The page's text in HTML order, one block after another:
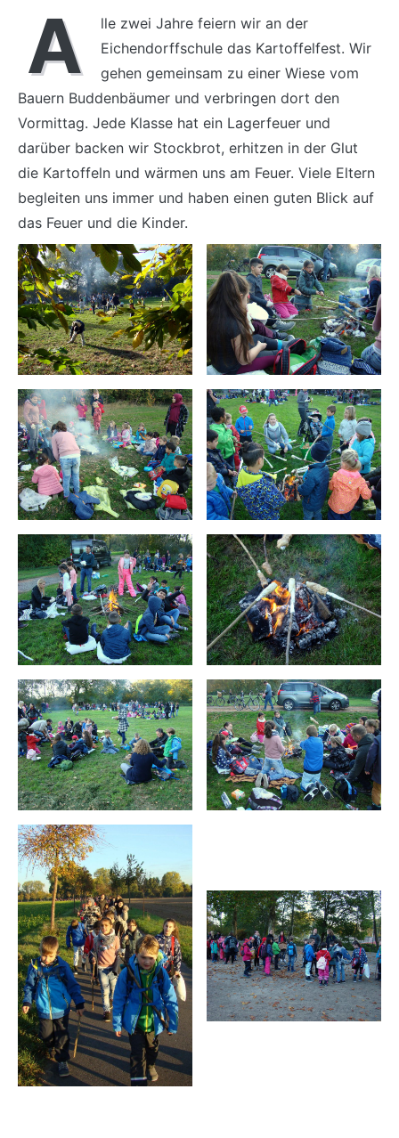
A
lle zwei Jahre feiern wir an der
Eichendorffschule das Kartoffelfest. Wir
gehen gemeinsam zu einer Wiese vom
Bauern Buddenbäumer und verbringen dort den
Vormittag. Jede Klasse hat ein Lagerfeuer und
darüber backen wir Stockbrot, erhitzen in der Glut
die Kartoffeln und wärmen uns am Feuer. Viele Eltern
begleiten uns immer und haben einen guten Blick auf
das Feuer und die Kinder.